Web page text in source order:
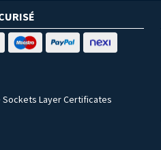
Sockets Layer Certificates